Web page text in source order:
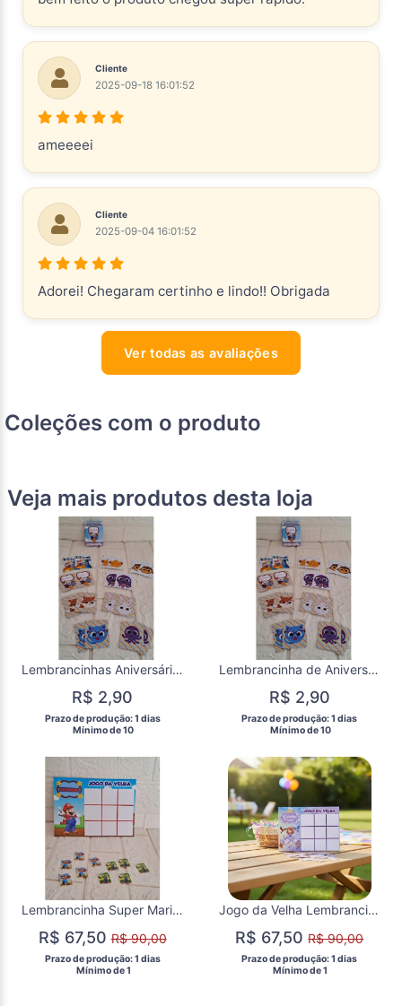
Cliente
2025-09-18 16:01:52
ameeeei
Cliente
2025-09-04 16:01:52
Adorei! Chegaram certinho e lindo!! Obrigada
Ver todas as avaliações
Coleções com o produto
Veja mais produtos desta loja
Lembrancinhas Aniversário Bolofofo Jogo da Memória Festa Infantil Joguinho da memoria Bolofofos
R$ 2,90
Prazo de produção: 1 dias
  Mínimo de 10
Lembrancinha de Aniversário Bolofofos Jogo da Memória Festa Infantil Joguinho da memoria Bolofofo
R$ 2,90
Prazo de produção: 1 dias
  Mínimo de 10
Lembrancinha Super Mario Jogo da Velha Aniversário 15 un
R$ 67,50R$ 90,00
Prazo de produção: 1 dias
  Mínimo de 1
Jogo da Velha Lembrancinha Princesa Sofia Festa 15 un
R$ 67,50R$ 90,00
Prazo de produção: 1 dias
  Mínimo de 1